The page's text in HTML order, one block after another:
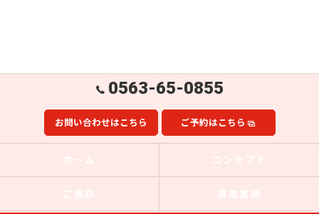
0563-65-0855
お問い合わせはこちら ご予約はこちら